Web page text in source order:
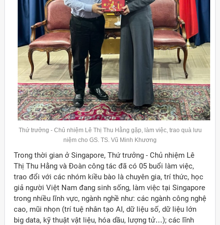
Thứ trưởng - Chủ nhiệm Lê Thị Thu Hằng gặp, làm việc, trao quà lưu
niệm cho GS. TS. Vũ Minh Khương
Trong thời gian ở Singapore, Thứ trưởng - Chủ nhiệm Lê
Thị Thu Hằng và Đoàn công tác đã có 05 buổi làm việc,
trao đổi với các nhóm kiều bào là chuyên gia, trí thức, học
giả người Việt Nam đang sinh sống, làm việc tại Singapore
trong nhiều lĩnh vực, ngành nghề như: các ngành công nghệ
cao, mũi nhọn (trí tuệ nhân tạo AI, dữ liệu số, dữ liệu lớn
big data, kỹ thuật vật liệu, hóa dầu, lượng tử…); các lĩnh